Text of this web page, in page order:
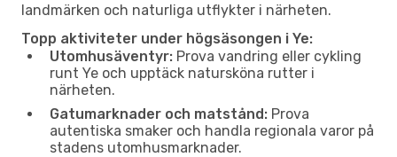
landmärken och naturliga utflykter i närheten.
Topp aktiviteter under högsäsongen i Ye:
Utomhusäventyr: Prova vandring eller cykling
runt Ye och upptäck natursköna rutter i
närheten.
Gatumarknader och matstånd: Prova
autentiska smaker och handla regionala varor på
stadens utomhusmarknader.